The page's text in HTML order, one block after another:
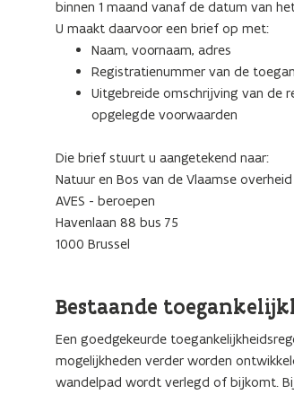
binnen 1 maand vanaf de datum van
U maakt daarvoor een brief op met:
Naam, voornaam, adres
Registratienummer van de
Uitgebreide omschrijving van de
opgelegde voorwaarden
Die brief stuurt u aangetekend naar:
Natuur en Bos van de Vlaamse overheid
AVES - beroepen
Havenlaan 88 bus 75
1000 Brussel
Bestaande
Een goedgekeurde
mogelijkheden verder worden
wandelpad wordt verlegd of bijkomt.